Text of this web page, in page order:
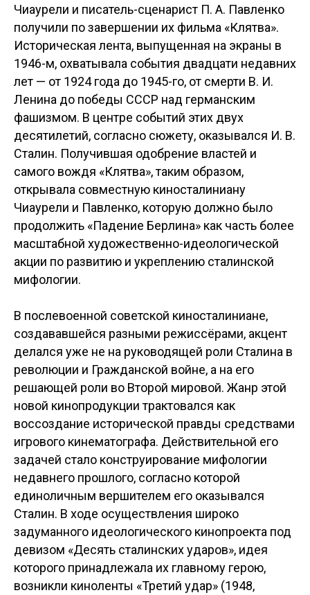
Чиаурели и писатель-сценарист П. А. Павленко
получили по завершении их фильма «Клятва».
Историческая лента, выпущенная на экраны в
1946-м, охватывала события двадцати недавних
лет — от 1924 года до 1945-го, от смерти В. И.
Ленина до победы СССР над германским
фашизмом. В центре событий этих двух
десятилетий, согласно сюжету, оказывался И. В.
Сталин. Получившая одобрение властей и
самого вождя «Клятва», таким образом,
открывала совместную киносталиниану
Чиаурели и Павленко, которую должно было
продолжить «Падение Берлина» как часть более
масштабной художественно-идеологической
акции по развитию и укреплению сталинской
мифологии.
В послевоенной советской киносталиниане,
создававшейся разными режиссёрами, акцент
делался уже не на руководящей роли Сталина в
революции и Гражданской войне, а на его
решающей роли во Второй мировой. Жанр этой
новой кинопродукции трактовался как
воссоздание исторической правды средствами
игрового кинематографа. Действительной его
задачей стало конструирование мифологии
недавнего прошлого, согласно которой
единоличным вершителем его оказывался
Сталин. В ходе осуществления широко
задуманного идеологического кинопроекта под
девизом «Десять сталинских ударов», идея
которого принадлежала их главному герою,
возникли киноленты «Третий удар» (1948,